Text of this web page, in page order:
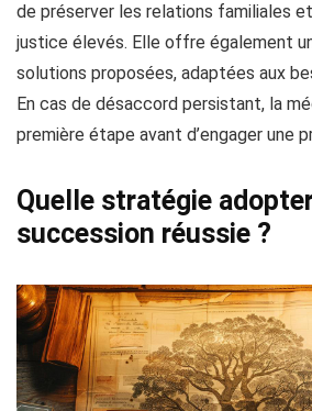
de préserver les relations familiales
justice élevés. Elle offre également
solutions proposées, adaptées aux
En cas de désaccord persistant, la
première étape avant d’engager une
Quelle stratégie
succession réussie ?